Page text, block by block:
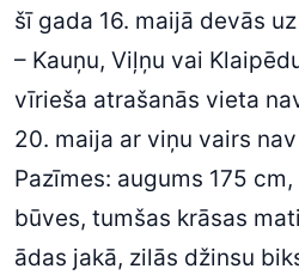
šī gada 16. maijā devās
– Kauņu, Viļņu vai
vīrieša atrašanās vieta
20. maija ar viņu vairs
Pazīmes: augums 175
būves, tumšas krāsas
ādas jakā, zilās džinsu